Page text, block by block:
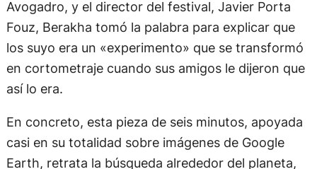
Avogadro, y el director del festival, Javier Porta
Fouz, Berakha tomó la palabra para explicar que
los suyo era un «experimento» que se transformó
en cortometraje cuando sus amigos le dijeron que
así lo era.
En concreto, esta pieza de seis minutos, apoyada
casi en su totalidad sobre imágenes de Google
Earth, retrata la búsqueda alrededor del planeta,